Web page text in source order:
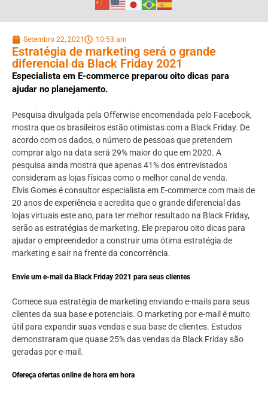
Setembro 22, 2021 10:53 am
Estratégia de marketing será o grande
diferencial da Black Friday 2021
Especialista em E-commerce preparou oito dicas para
ajudar no planejamento.
Pesquisa divulgada pela Offerwise encomendada pelo Facebook,
mostra que os brasileiros estão otimistas com a Black Friday. De
acordo com os dados, o número de pessoas que pretendem
comprar algo na data será 29% maior do que em 2020. A
pesquisa ainda mostra que apenas 41% dos entrevistados
consideram as lojas físicas como o melhor canal de venda.
Elvis Gomes é consultor especialista em E-commerce com mais de
20 anos de experiência e acredita que o grande diferencial das
lojas virtuais este ano, para ter melhor resultado na Black Friday,
serão as estratégias de marketing. Ele preparou oito dicas para
ajudar o empreendedor a construir uma ótima estratégia de
marketing e sair na frente da concorrência.
Envie um e-mail da Black Friday 2021 para seus clientes
Comece sua estratégia de marketing enviando e-mails para seus
clientes da sua base e potenciais. O marketing por e-mail é muito
útil para expandir suas vendas e sua base de clientes. Estudos
demonstraram que quase 25% das vendas da Black Friday são
geradas por e-mail.
Ofereça ofertas online de hora em hora